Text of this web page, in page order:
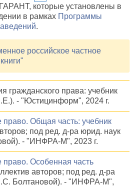
которые установлены в
в рамках Программы
.
российское частное
гражданского права: учебник
- "Юстицинформ", 2024 г.
право. Общая часть: учебник
под ред. д-ра юрид. наук
- "ИНФРА-М", 2023 г.
право. Особенная часть
авторов; под ред. д-ра
Болтановой). - "ИНФРА-М",